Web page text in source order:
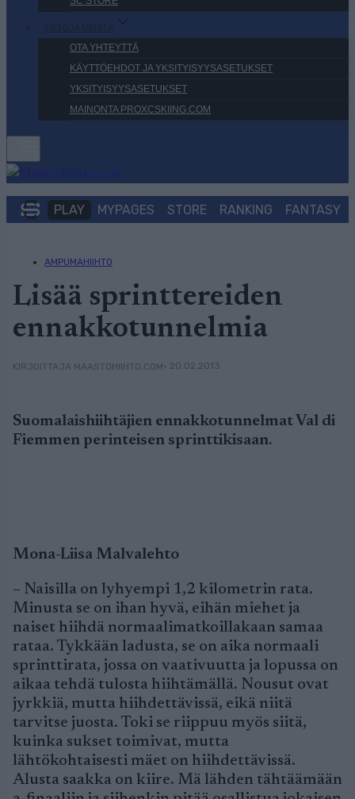
TIETOJA MEISTÄ
OTA YHTEYTTÄ
KÄYTTÖEHDOT JA YKSITYISYYSASETUKSET
YKSITYISYYSASETUKSET
MAINONTA PROXCSKIING.COM
PLAY MYPAGES STORE RANKING FANTASY
AMPUMAHIIHTO
Lisää sprinttereiden
ennakkotunnelmia
KIRJOITTAJA MAASTOHIIHTO.COM• 20.02.2013
Suomalaishiihtäjien ennakkotunnelmat Val di
Fiemmen perinteisen sprinttikisaan.
Mona-Liisa Malvalehto
– Naisilla on lyhyempi 1,2 kilometrin rata.
Minusta se on ihan hyvä, eihän miehet ja
naiset hiihdä normaalimatkoillakaan samaa
rataa. Tykkään ladusta, se on aika normaali
sprinttirata, jossa on vaativuutta ja lopussa on
aikaa tehdä tulosta hiihtämällä. Nousut ovat
jyrkkiä, mutta hiihdettävissä, eikä niitä
tarvitse juosta. Toki se riippuu myös siitä,
kuinka sukset toimivat, mutta
lähtökohtaisesti mäet on hiihdettävissä.
Alusta saakka on kiire. Mä lähden tähtäämään